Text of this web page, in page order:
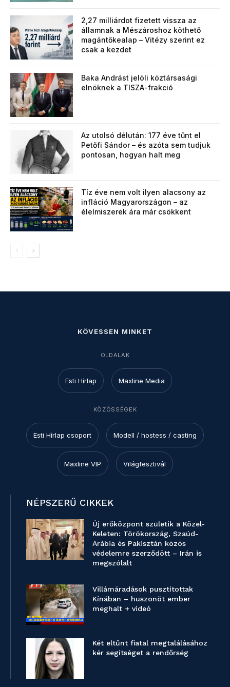
2,27 milliárdot fizetett vissza az
államnak a Mészároshoz köthető
magántőkealap – Vitézy szerint ez
csak a kezdet
Baka Andrást jelöli köztársasági
elnöknek a TISZA-frakció
Az utolsó délután: 177 éve tűnt el
Petőfi Sándor – és azóta sem tudjuk
pontosan, hogyan halt meg
Tíz éve nem volt ilyen alacsony az
infláció Magyarországon – az
élelmiszerek ára már csökkent
KÖVESSEN MINKET
OLDALAK
Esti Hírlap Maxline Media
KÖZÖSSÉGEK
Esti Hírlap csoport Modell / hostess / casting
Maxline VIP Világfesztivál
NÉPSZERŰ CIKKEK
Új erőközpont születik a Közel-
Keleten: Törökország, Szaúd-
Arábia és Pakisztán közös
védelemre szerződött – Irán is
megszólalt
Villámáradások pusztítottak
Kínában – huszonöt ember
meghalt + videó
Két eltűnt fiatal megtalálásához
kér segítséget a rendőrség